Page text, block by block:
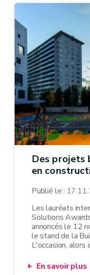
Des projets
en
Publié le :
Les lauréats
Solutions
annoncés le 12
le stand de la
L'occasion, alors
En savoir plus